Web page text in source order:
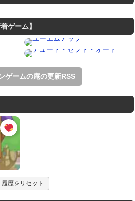
ゲーム】
ゲームの庵の更新RSS
履歴をリセット